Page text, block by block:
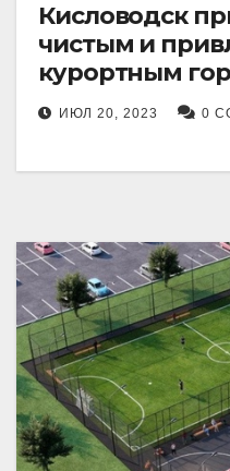
Кисловодск
чистым и
курортным
ИЮЛ 20, 2023 0